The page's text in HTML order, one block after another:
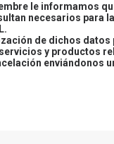
le informamos
necesarios para
de dichos datos
y productos
enviándonos